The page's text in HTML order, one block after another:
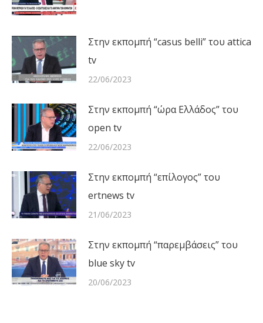
Στην εκπομπή “casus belli” του attica
tv
22/06/2023
Στην εκπομπή “ώρα Ελλάδος” του
open tv
22/06/2023
Στην εκπομπή “επίλογος” του
ertnews tv
21/06/2023
Στην εκπομπή “παρεμβάσεις” του
blue sky tv
20/06/2023